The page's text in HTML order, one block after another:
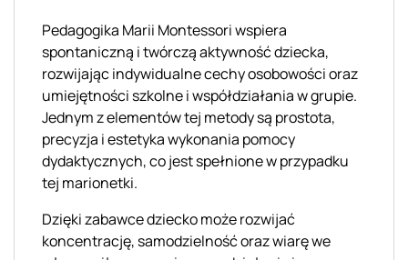
Pedagogika Marii Montessori wspiera
spontaniczną i twórczą aktywność dziecka,
rozwijając indywidualne cechy osobowości oraz
umiejętności szkolne i współdziałania w grupie.
Jednym z elementów tej metody są prostota,
precyzja i estetyka wykonania pomocy
dydaktycznych, co jest spełnione w przypadku
tej marionetki.
Dzięki zabawce dziecko może rozwijać
koncentrację, samodzielność oraz wiarę we